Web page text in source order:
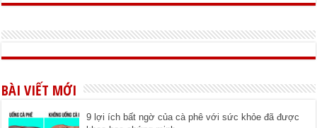
BÀI VIẾT MỚI
9 lợi ích bất ngờ của cà phê với sức khỏe đã được